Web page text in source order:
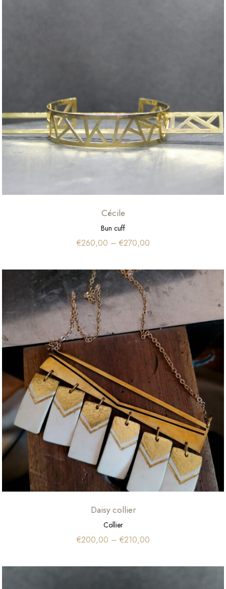
Cécile
Bun cuff
€260,00 – €270,00
Daisy collier
Collier
€200,00 – €210,00